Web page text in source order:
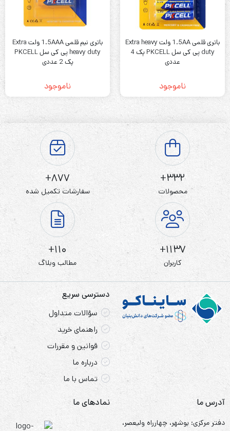
باتری قلمی 1.5AA ولت Extra heavy
duty پی کی سل PKCELL پک 4
عددی
ناموجود
باتری نیم قلمی 1.5AAA ولت Extra
heavy duty پی کی سل PKCELL
پک 2 عددی
ناموجود
332+
محصولات
877+
سفارشات تکمیل شده
1137+
کاربران
110+
مطالب وبلاگ
دسترسی سریع
سؤالات متداول
راهنمای خرید
قوانین و مقررات
درباره ما
تماس با ما
آدرس ما
دفتر مرکزی: بوشهر، چهارراه ولیعصر،
نمادهای ما